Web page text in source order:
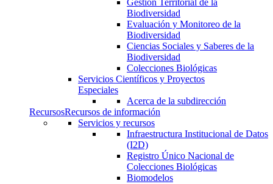
Biodiversidad
Evaluación y Monitoreo de la
Biodiversidad
Ciencias Sociales y Saberes de la
Biodiversidad
Colecciones Biológicas
Servicios Científicos y Proyectos
Especiales
Acerca de la subdirección
RecursosRecursos de información
Servicios y recursos
Infraestructura Institucional de Datos
(I2D)
Registro Único Nacional de
Colecciones Biológicas
Biomodelos